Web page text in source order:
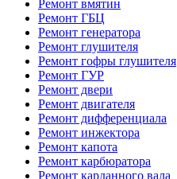
Ремонт вмятин
Ремонт ГБЦ
Ремонт генератора
Ремонт глушителя
Ремонт гофры глушителя
Ремонт ГУР
Ремонт двери
Ремонт двигателя
Ремонт дифференциала
Ремонт инжектора
Ремонт капота
Ремонт карбюратора
Ремонт карданного вала